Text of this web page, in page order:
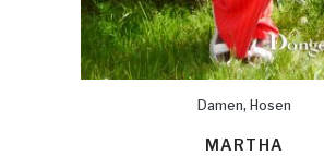
Damen, Hosen
MARTHA